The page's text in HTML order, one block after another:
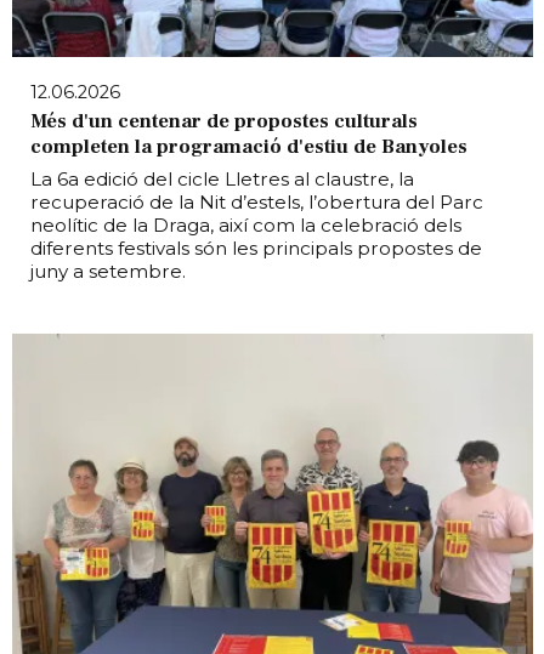
12.06.2026
Més d'un centenar de propostes culturals
completen la programació d'estiu de Banyoles
La 6a edició del cicle Lletres al claustre, la
recuperació de la Nit d’estels, l’obertura del Parc
neolític de la Draga, així com la celebració dels
diferents festivals són les principals propostes de
juny a setembre.